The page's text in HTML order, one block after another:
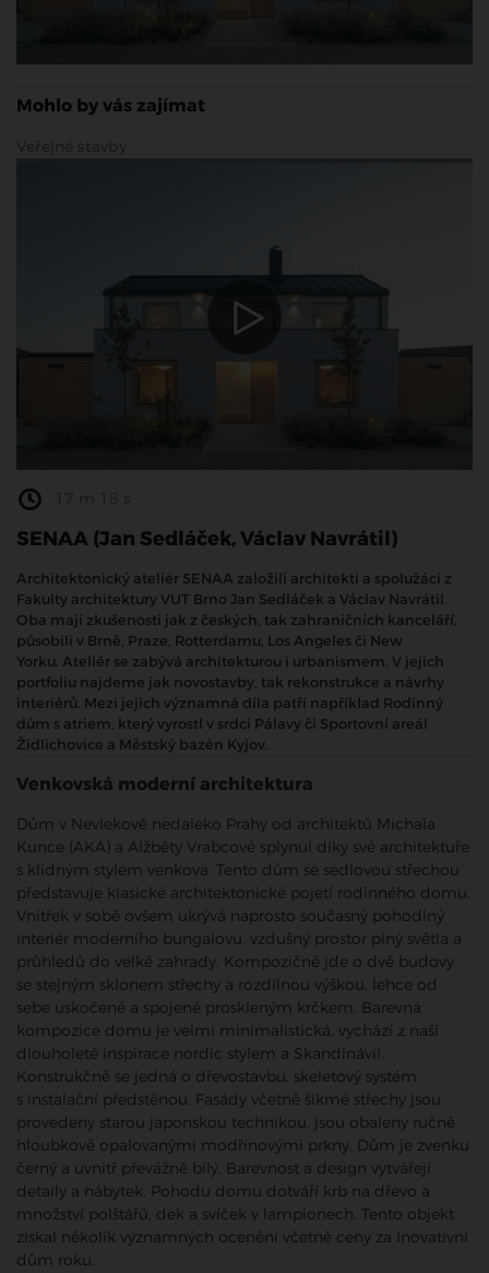
Mohlo by vás zajímat
SENAA (Jan Sedláček, Václav Navrátil)
Architektonický ateliér SENAA založili architekti a spolužáci z
Fakulty architektury VUT Brno Jan Sedláček a Václav Navrátil.
Oba mají zkušenosti jak z českých, tak zahraničních kanceláří,
působili v Brně, Praze, Rotterdamu, Los Angeles či New
Yorku. Ateliér se zabývá architekturou i urbanismem. V jejich
portfoliu najdeme jak novostavby, tak rekonstrukce a návrhy
interiérů. Mezi jejich významná díla patří například Rodinný
dům s atriem, který vyrostl v srdci Pálavy či Sportovní areál
Židlichovice a Městský bazén Kyjov.
Venkovská moderní architektura
Dům v Nevlekově nedaleko Prahy od architektů Michala
Kunce (AKA) a Alžběty Vrabcové splynul díky své architektuře
s klidným stylem venkova. Tento dům se sedlovou střechou
představuje klasické architektonické pojetí rodinného domu.
Vnitřek v sobě ovšem ukrývá naprosto současný pohodlný
interiér moderního bungalovu, vzdušný prostor plný světla a
průhledů do velké zahrady. Kompozičně jde o dvě budovy
se stejným sklonem střechy a rozdílnou výškou, lehce od
sebe uskočené a spojené proskleným krčkem. Barevná
kompozice domu je velmi minimalistická, vychází z naší
dlouholeté inspirace nordic stylem a Skandinávií.
Konstrukčně se jedná o dřevostavbu, skeletový systém
s instalační předstěnou. Fasády včetně šikmé střechy jsou
provedeny starou japonskou technikou, jsou obaleny ručně
hloubkově opalovanými modřínovými prkny. Dům je zvenku
černý a uvnitř převážně bílý. Barevnost a design vytvářejí
detaily a nábytek. Pohodu domu dotváří krb na dřevo a
množství polštářů, dek a svíček v lampionech. Tento objekt
získal několik významných ocenění včetně ceny za Inovativní
dům roku.